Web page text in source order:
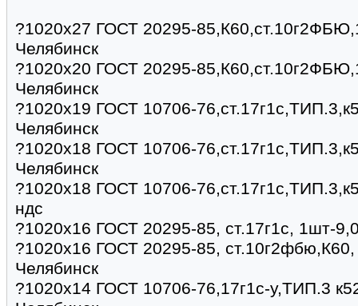
?1020х27 ГОСТ 20295-
Челябинск
?1020х20 ГОСТ 20295-
Челябинск
?1020х19 ГОСТ 10706-
Челябинск
?1020х18 ГОСТ 10706-
Челябинск
?1020х18 ГОСТ 10706-
ндс
?1020х16 ГОСТ 20295-85, ст.17г1с, 1шт-
?1020х16 ГОСТ 20295-85,
Челябинск
?1020х14 ГОСТ 10706-76,17г1с-у,ТИП.3